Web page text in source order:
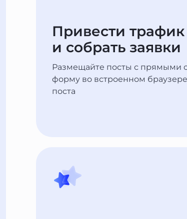
Привести трафик
и собрать заявки
Размещайте посты с прямыми
форму во встроенном
поста